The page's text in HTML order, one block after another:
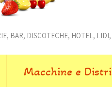
BAR, DISCOTECHE, HOTEL,
Macchine e